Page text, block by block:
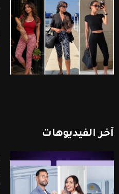
آخر الفيديوهات